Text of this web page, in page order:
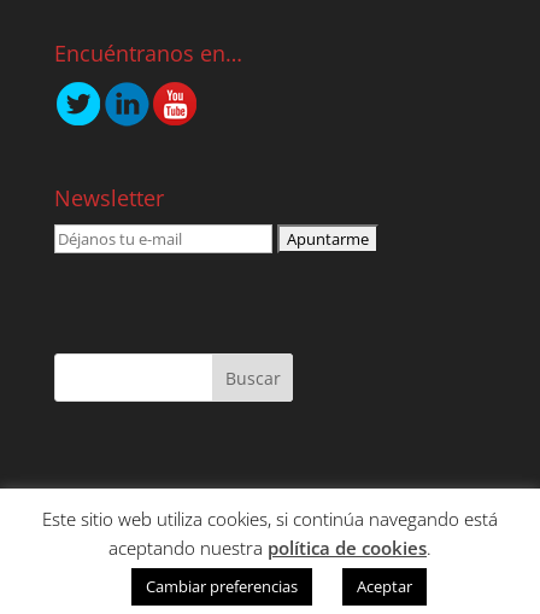
Encuéntranos en…
Newsletter
SERVICIOS
CONTENIDO
CLIENTES
CONTACTO
Este sitio web utiliza cookies, si continúa navegando está
aceptando nuestra política de cookies.
Cambiar preferencias Aceptar